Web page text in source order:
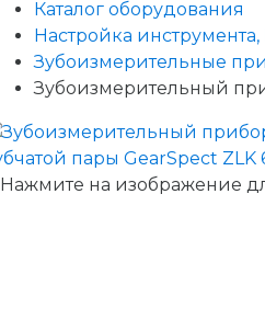
Каталог оборудования
Настройка
Зубоизмерительные
Зубоизмерительный
Нажмите на изображение